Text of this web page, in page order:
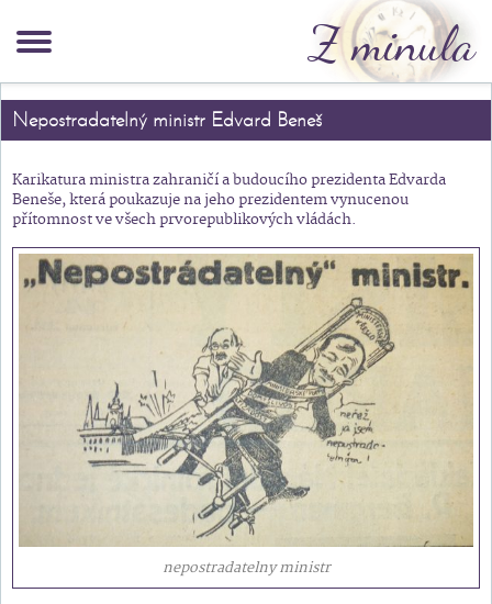
Z minula
Nepostradatelný ministr Edvard Beneš
Karikatura ministra zahraničí a budoucího prezidenta Edvarda
Beneše, která poukazuje na jeho prezidentem vynucenou
přítomnost ve všech prvorepublikových vládách.
nepostradatelny ministr